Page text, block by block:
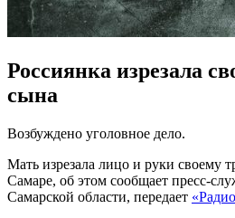
Россиянка изрезала
сына
Возбуждено уголовное дело.
Мать изрезала лицо и руки своему
Самаре, об этом сообщает пресс-
Самарской области, передает